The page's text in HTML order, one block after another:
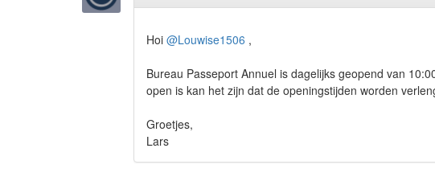
Hoi @Louwise1506 ,
Bureau Passeport Annuel is dagelijks geopend van
open is kan het zijn dat de openingstijden worden
Groetjes,
Lars